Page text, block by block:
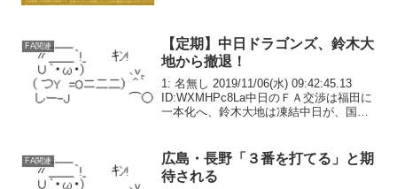
FA関連
【定期】中日ドラゴンズ、鈴木大
地から撤退！
1: 名無し 2019/11/06(水) 09:42:45.13
ID:WXMHPc8La中日のＦＡ交渉は福田に
一本化へ、鈴木大地は凍結中日が、国内
日、分かった。球団...
FA関連
広島・長野「３番を打てる」と期
待される